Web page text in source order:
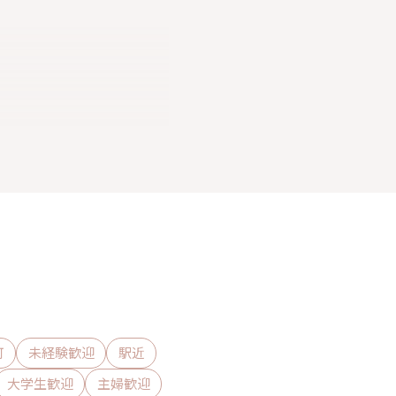
未経験歓迎
駅近
大学生歓迎 主婦歓迎